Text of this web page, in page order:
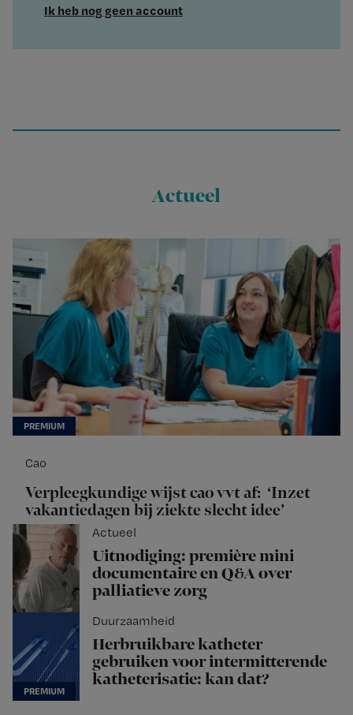
Ik heb nog geen account
Actueel
Cao
Verpleegkundige wijst cao vvt af: ‘Inzet
vakantiedagen bij ziekte slecht idee’
Actueel
Uitnodiging: première mini
documentaire en Q&A over
palliatieve zorg
Duurzaamheid
Herbruikbare katheter
gebruiken voor intermitterende
katheterisatie: kan dat?